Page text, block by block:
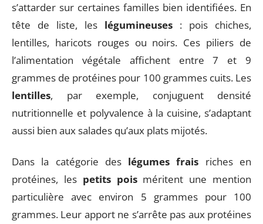
s’attarder sur certaines familles bien identifiées. En
tête de liste, les légumineuses : pois chiches,
lentilles, haricots rouges ou noirs. Ces piliers de
l’alimentation végétale affichent entre 7 et 9
grammes de protéines pour 100 grammes cuits. Les
lentilles, par exemple, conjuguent densité
nutritionnelle et polyvalence à la cuisine, s’adaptant
aussi bien aux salades qu’aux plats mijotés.
Dans la catégorie des légumes frais riches en
protéines, les petits poisméritent une mention
particulière avec environ 5 grammes pour 100
grammes. Leur apport ne s’arrête pas aux protéines